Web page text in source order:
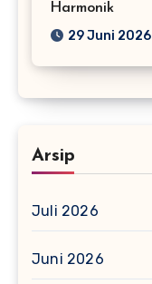
Harmonik
29 Juni 2026
Arsip
Juli 2026
Juni 2026